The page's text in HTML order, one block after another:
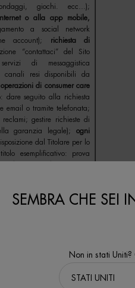
giochi. ecc…);
o alla app mobile,
a social network
account);
richiesta di
“contattaci” del Sito
di messaggistica
resi disponibili da
di consumer care
dare seguito alla richiesta
email o tramite telefonata;
gestire richieste di
garanzia legale); ogni
dal Titolare per lo
esemplificativo: prova
di email con prodotti
DIRETTO:
di contatto
istantanea – ivi inclusi gli
digitali, inclusi i social
qualsiasi
anno di età.
SEMBRA CHE SEI
Non in stati Uniti?